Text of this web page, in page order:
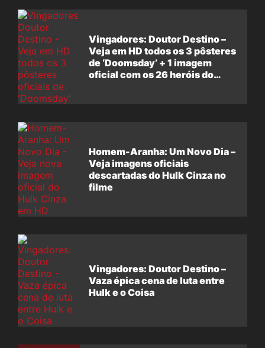
Vingadores: Doutor Destino –
Veja em HD todos os 3 pôsteres
de ‘Doomsday’ + 1 imagem
oficial com os 26 heróis do
Homem-Aranha: Um Novo Dia –
Veja imagens oficiais
descartadas do Hulk Cinza no
filme
Vingadores: Doutor Destino –
Vaza épica cena de luta entre
Hulk e o Coisa